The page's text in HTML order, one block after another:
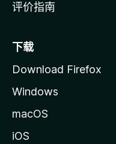
评价指南
下载
Download Firefox
Windows
macOS
iOS